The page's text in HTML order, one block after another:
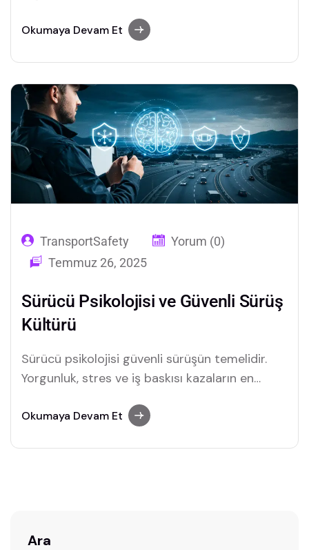
teknolojileri ve dijital dönüşüm kritik rol
Okumaya Devam Et
TransportSafety
Yorum (0)
Temmuz 26, 2025
Sürücü Psikolojisi ve Güvenli Sürüş
Kültürü
Sürücü psikolojisi güvenli sürüşün temelidir.
Yorgunluk, stres ve iş baskısı kazaların en
güvenliği kültürünü nasıl geliştirebilir?
Okumaya Devam Et
Ara